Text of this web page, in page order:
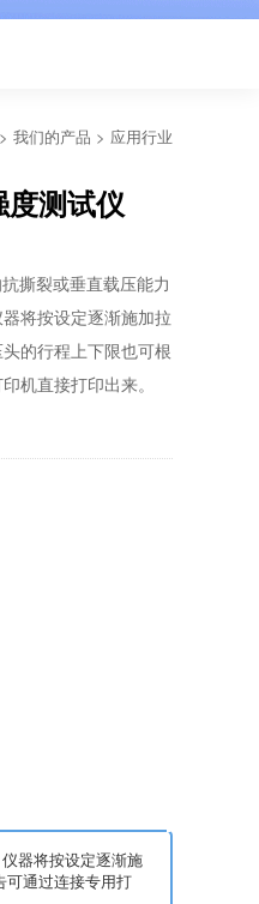
> 我们的产品 > 应用行业
测试仪
撕裂或垂直载压能力
将按设定逐渐施加拉
的行程上下限也可根
机直接打印出来。
器将按设定逐渐施
可通过连接专用打